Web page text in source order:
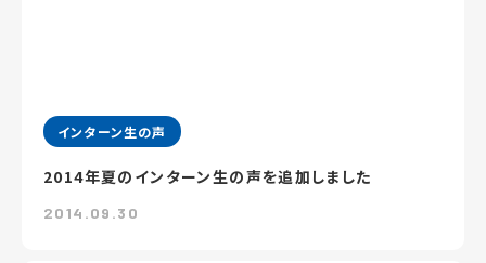
インターン生の声
2014年夏のインターン生の声を追加しました
2014.09.30